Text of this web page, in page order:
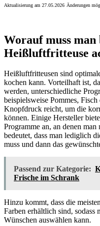
Aktualisierung am 27.05.2026 Änderungen
Worauf muss
Heißluftfritteuse
Heißluftfritteusen sind
kochen kann. Vorteilhaft ist,
werden, unterschiedliche
beispielsweise Pommes,
Knopfdruck reicht, um die
können. Einige Hersteller
Programme an, an denen
bedeutet, dass man lediglich
muss und dann das
Passend zur Kategorie:
Frische im Schrank
Hinzu kommt, dass die
Farben erhältlich sind, sodass
Wünschen auswählen kann.